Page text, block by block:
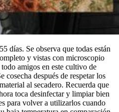
días. Se observa que todas están
y vistas con microscopio
todo amigos en este cultivo de
cosecha después de respetar los
al secadero. Recuerda que
toca desinfectar y limpiar bien
para volver a utilizarlos cuando